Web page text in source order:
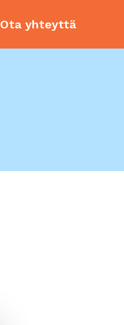
Ota yhteyttä